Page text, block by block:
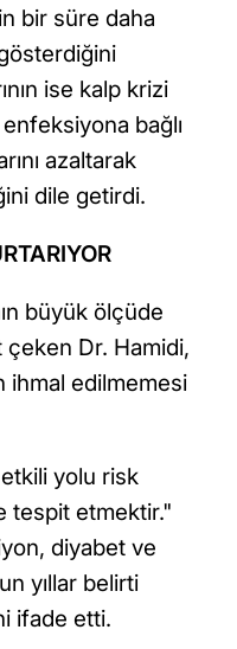
bir süre daha
ise kalp krizi
enfeksiyona bağlı
azaltarak
dile getirdi.
büyük ölçüde
Dr. Hamidi,
ihmal edilmemesi
yolu risk
tespit etmektir."
diyabet ve
yıllar belirti
ifade etti.